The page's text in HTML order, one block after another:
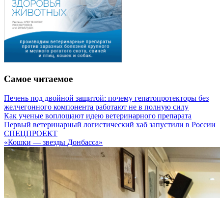
Самое читаемое
Печень под двойной защитой: почему гепатопротекторы без
желчегонного компонента работают не в полную силу
Как ученые воплощают идею ветеринарного препарата
Первый ветеринарный логистический хаб запустили в России
СПЕЦПРОЕКТ
«Кошки — звезды Донбасса»